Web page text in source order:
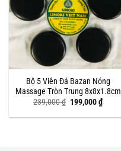
Bộ 5 Viên Đá Bazan Nóng
Massage Tròn Trung 8x8x1.8cm
239,000₫ Giá
là:
199,000₫Giá
hiện
tại